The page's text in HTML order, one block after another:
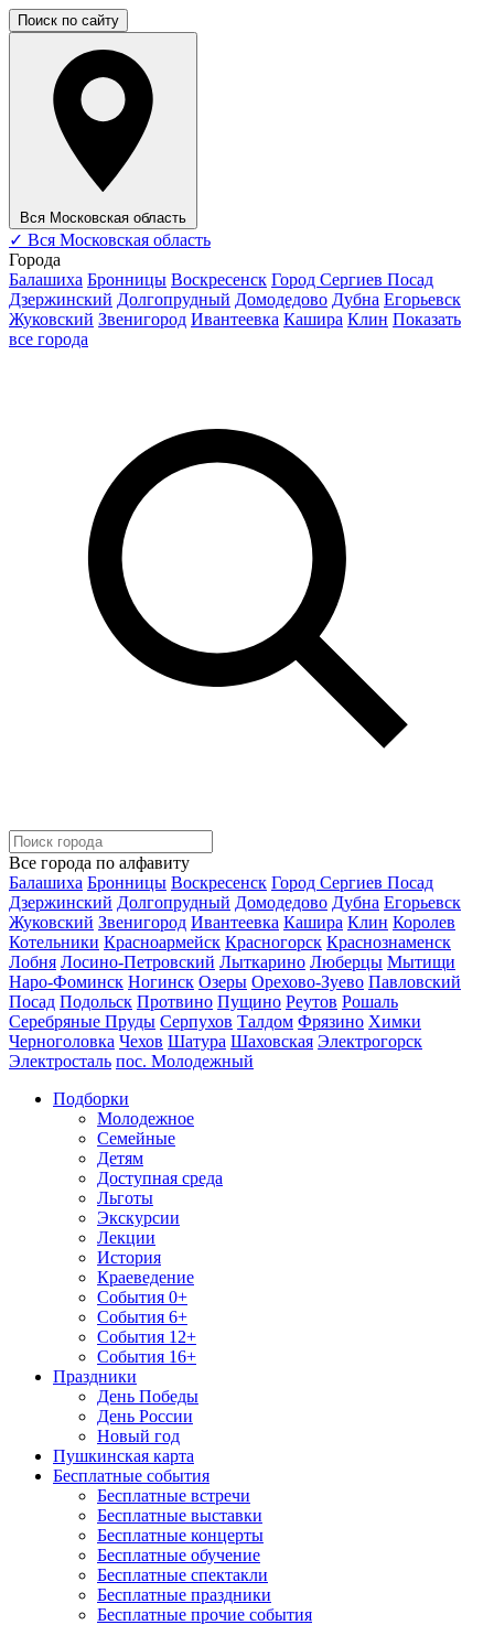
Поиск по сайту
Вся Московская область
✓ Вся Московская область
Города
Балашиха Бронницы Воскресенск Город Сергиев Посад
Дзержинский Долгопрудный Домодедово Дубна Егорьевск
Жуковский Звенигород Ивантеевка Кашира Клин Показать
все города
Все города по алфавиту
Балашиха Бронницы Воскресенск Город Сергиев Посад
Дзержинский Долгопрудный Домодедово Дубна Егорьевск
Жуковский Звенигород Ивантеевка Кашира Клин Королев
Котельники Красноармейск Красногорск Краснознаменск
Лобня Лосино-Петровский Лыткарино Люберцы Мытищи
Наро-Фоминск Ногинск Озеры Орехово-Зуево Павловский
Посад Подольск Протвино Пущино Реутов Рошаль
Серебряные Пруды Серпухов Талдом Фрязино Химки
Черноголовка Чехов Шатура Шаховская Электрогорск
Электросталь пос. Молодежный
Подборки
Молодежное
Семейные
Детям
Доступная среда
Льготы
Экскурсии
Лекции
История
Краеведение
События 0+
События 6+
События 12+
События 16+
Праздники
День Победы
День России
Новый год
Пушкинская карта
Бесплатные события
Бесплатные встречи
Бесплатные выставки
Бесплатные концерты
Бесплатные обучение
Бесплатные спектакли
Бесплатные праздники
Бесплатные прочие события